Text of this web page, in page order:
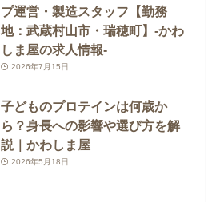
プ運営・製造スタッフ【勤務
地：武蔵村山市・瑞穂町】-かわ
しま屋の求人情報-
2026年7月15日
子どものプロテインは何歳か
ら？身長への影響や選び方を解
説｜かわしま屋
2026年5月18日